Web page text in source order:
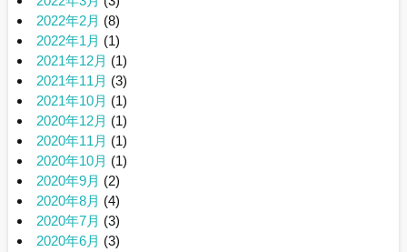
2022年2月 (8)
2022年1月 (1)
2021年12月 (1)
2021年11月 (3)
2021年10月 (1)
2020年12月 (1)
2020年11月 (1)
2020年10月 (1)
2020年9月 (2)
2020年8月 (4)
2020年7月 (3)
2020年6月 (3)